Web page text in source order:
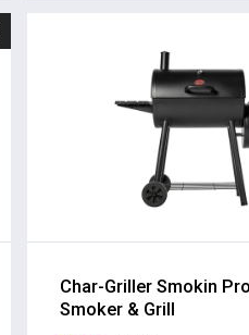
Char-Griller Smokin
Smoker & Grill